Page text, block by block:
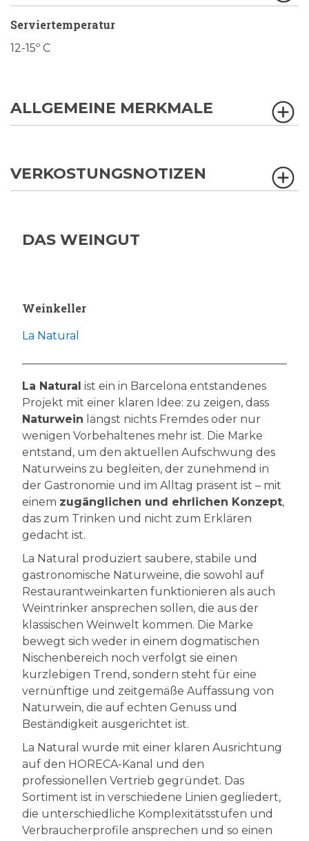
Serviertemperatur
12-15º C
ALLGEMEINE MERKMALE
VERKOSTUNGSNOTIZEN
DAS WEINGUT
Weinkeller
La Natural
La Natural ist ein in Barcelona entstandenes
Projekt mit einer klaren Idee: zu zeigen, dass
Naturwein längst nichts Fremdes oder nur
wenigen Vorbehaltenes mehr ist. Die Marke
entstand, um den aktuellen Aufschwung des
Naturweins zu begleiten, der zunehmend in
der Gastronomie und im Alltag präsent ist – mit
einem zugänglichen und ehrlichen Konzept,
das zum Trinken und nicht zum Erklären
gedacht ist.
La Natural produziert saubere, stabile und
gastronomische Naturweine, die sowohl auf
Restaurantweinkarten funktionieren als auch
Weintrinker ansprechen sollen, die aus der
klassischen Weinwelt kommen. Die Marke
bewegt sich weder in einem dogmatischen
Nischenbereich noch verfolgt sie einen
kurzlebigen Trend, sondern steht für eine
vernünftige und zeitgemäße Auffassung von
Naturwein, die auf echten Genuss und
Beständigkeit ausgerichtet ist.
La Natural wurde mit einer klaren Ausrichtung
auf den HORECA-Kanal und den
professionellen Vertrieb gegründet. Das
Sortiment ist in verschiedene Linien gegliedert,
die unterschiedliche Komplexitätsstufen und
Verbraucherprofile ansprechen und so einen